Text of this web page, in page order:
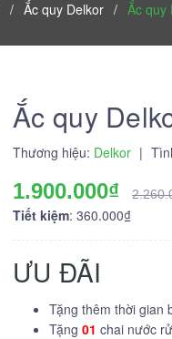
/ Ắc quy Delkor / Ắc quy
Ắc quy
Thương hiệu: Delkor |
1.900.000₫
Tiết kiệm: 360.000₫
ƯU ĐÃI
Tặng thêm thời gian
Tặng 01 chai nước